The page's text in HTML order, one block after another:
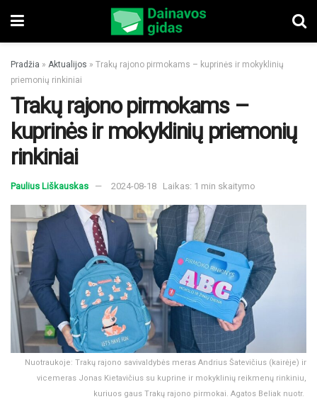
Pradžia » Aktualijos » Trakų rajono pirmokams – kuprinės ir mokyklinių
priemonių rinkiniai
Trakų rajono pirmokams –
kuprinės ir mokyklinių priemonių
rinkiniai
Paulius Liškauskas 2024-08-18 Laikas: 1 min skaitymo
Nuotraukoje: Trakų rajono savivaldybės meras Andrius Šatevičius (kairėje) ir
vicemeras Jonas Kietavičius su kuprine ir mokyklinių reikmenų rinkiniu,
kuriuos gaus Trakų rajono pirmokai. Agatos Beliak nuotr.